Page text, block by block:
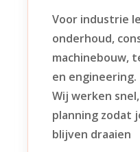
Voor industrie
onderhoud,
machinebouw,
en engineering.
Wij werken
planning zodat
blijven draaien